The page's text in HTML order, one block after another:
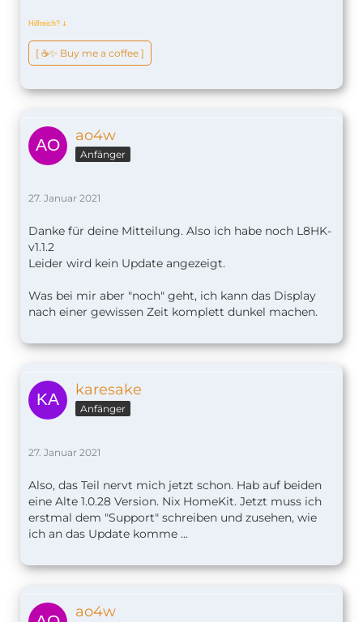
Hilfreich? ↆ
[ ☕️✨ Buy me a coffee ]
ao4w
Anfänger
27. Januar 2021
Danke für deine Mitteilung. Also ich habe noch L8HK-
v1.1.2
Leider wird kein Update angezeigt.
Was bei mir aber "noch" geht, ich kann das Display
nach einer gewissen Zeit komplett dunkel machen.
karesake
Anfänger
27. Januar 2021
Also, das Teil nervt mich jetzt schon. Hab auf beiden
eine Alte 1.0.28 Version. Nix HomeKit. Jetzt muss ich
erstmal dem "Support" schreiben und zusehen, wie
ich an das Update komme ...
ao4w